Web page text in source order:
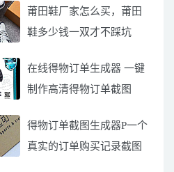
莆田鞋厂家怎么买，莆田
鞋多少钱一双才不踩坑
在线得物订单生成器 一键
制作高清得物订单截图
得物订单截图生成器P一个
真实的订单购买记录截图